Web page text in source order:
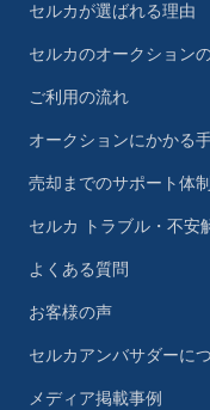
セルカが選ばれる理由
セルカのオークション
ご利用の流れ
オークションにかかる
売却までのサポート体制
セルカ トラブル・不安
よくある質問
お客様の声
セルカアンバサダーに
メディア掲載事例